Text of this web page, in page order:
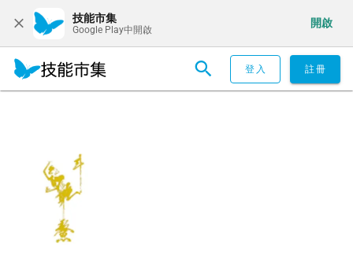
技能市集
Google Play中開啟
開啟
登入 註冊